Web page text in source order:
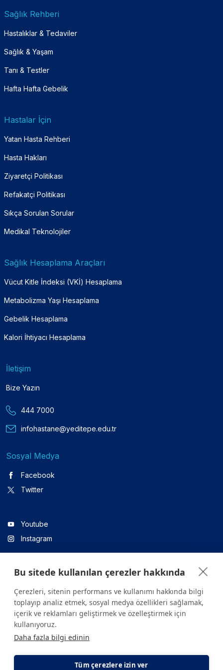
Sağlık Rehberi
Hastalıklar & Tedaviler
Sağlık & Yaşam
Tanı & Testler
Hafta Hafta Gebelik
Hastalar İçin
Yatan Hasta Rehberi
Hasta Hakları
Ziyaretçi Politikası
Refakatçi Politikası
Sıkça Sorulan Sorular
Medikal Teknolojiler
Sağlık Hesaplama Araçları
Vücut Kitle İndeksi (VKİ) Hesaplama
Metabolizma Yaşı Hesaplama
Gebelik Hesaplama
Kalori İhtiyacı Hesaplama
İletişim
Bize Yazın
444 7000
infohastane@yeditepe.edu.tr
Sosyal Medya
Facebook
Twitter
Youtube
Instagram
Linkedin
Sitede yer alan tüm içerikler yalnızca bilgilendirme amaçlıdır.
Sağlığınızla ilgili sorularınız için mutlaka doktoruza ya da bir sağlık
kuruluşuna başvurunuz.
Bu sitede kullanılan çerezler hakkında
Çerezleri, sitenin performans ve kullanımı hakkında bilgi
toplayıp analiz etmek, sosyal medya özellikleri sağlamak,
içerik ve reklamları geliştirmek ve özelleştirmek için
kullanıyoruz.
Daha fazla bilgi edinin
Tüm çerezlere izin ver